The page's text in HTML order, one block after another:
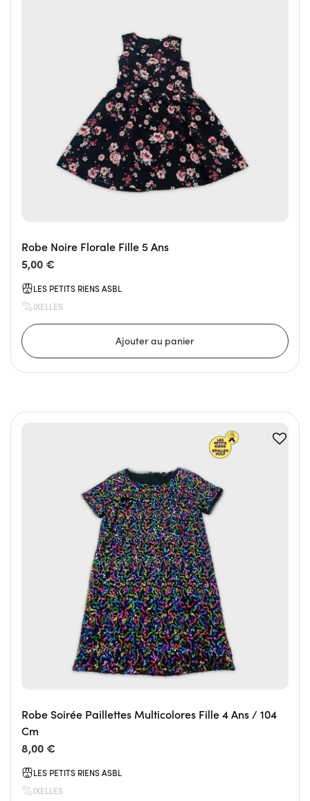
Robe Noire Florale Fille 5 Ans
5,00 €
LES PETITS RIENS ASBL
IXELLES
Robe Soirée Paillettes Multicolores Fille 4 Ans / 104
Cm
8,00 €
LES PETITS RIENS ASBL
IXELLES